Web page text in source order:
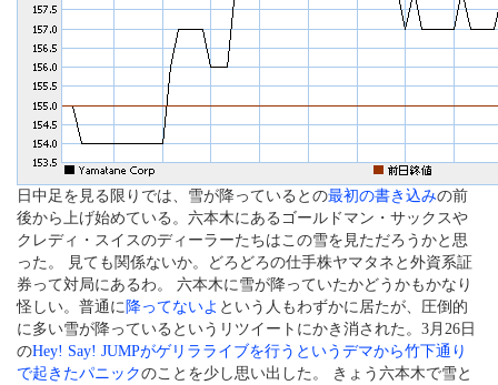
日中足を見る限りでは、雪が降っているとの最初の書き込みの前
後から上げ始めている。六本木にあるゴールドマン・サックスや
クレディ・スイスのディーラーたちはこの雪を見ただろうかと思
った。 見ても関係ないか。どろどろの仕手株ヤマタネと外資系証
券って対局にあるわ。 六本木に雪が降っていたかどうかもかなり
怪しい。普通に 降ってないよ という人もわずかに居たが、圧倒的
に多い雪が降っているというリツイートにかき消された。3月26日
のHey! Say! JUMPがゲリラライブを行うというデマから竹下通り
で起きたパニックのことを少し思い出した。 きょう六本木で雪と